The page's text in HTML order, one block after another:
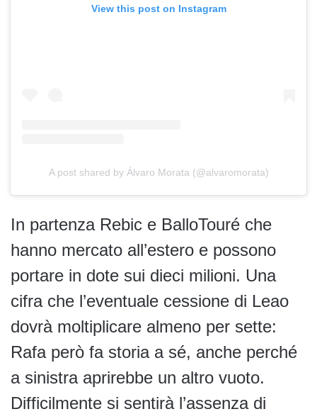
View this post on Instagram
A post shared by Álvaro Morata (@alvaromorata)
In partenza Rebic e BalloTouré che
hanno mercato all’estero e possono
portare in dote sui dieci milioni. Una
cifra che l’eventuale cessione di Leao
dovrà moltiplicare almeno per sette:
Rafa però fa storia a sé, anche perché
a sinistra aprirebbe un altro vuoto.
Difficilmente si sentirà l’assenza di